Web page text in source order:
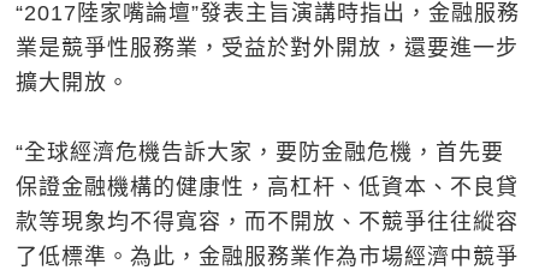
“2017陸家嘴論壇”發表主旨演講時指出，金融服務
業是競爭性服務業，受益於對外開放，還要進一步
擴大開放。
“全球經濟危機告訴大家，要防金融危機，首先要
保證金融機構的健康性，高杠杆、低資本、不良貸
款等現象均不得寬容，而不開放、不競爭往往縱容
了低標準。為此，金融服務業作為市場經濟中競爭